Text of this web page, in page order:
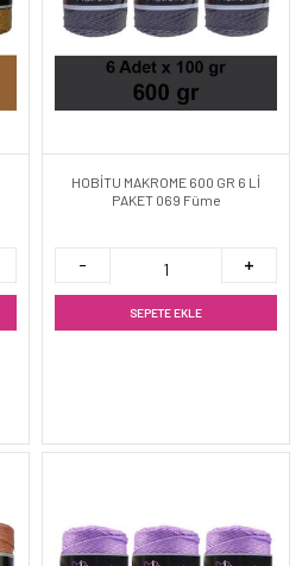
HOBİTU MAKROME 600 GR 6 Lİ
PAKET 069 Füme
SEPETE EKLE